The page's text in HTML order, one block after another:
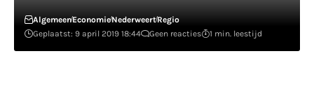
AlgemeenEconomieNederweertRegio
Geplaatst: 9 april 2019 18:44
Geen reacties 1 min. leestijd